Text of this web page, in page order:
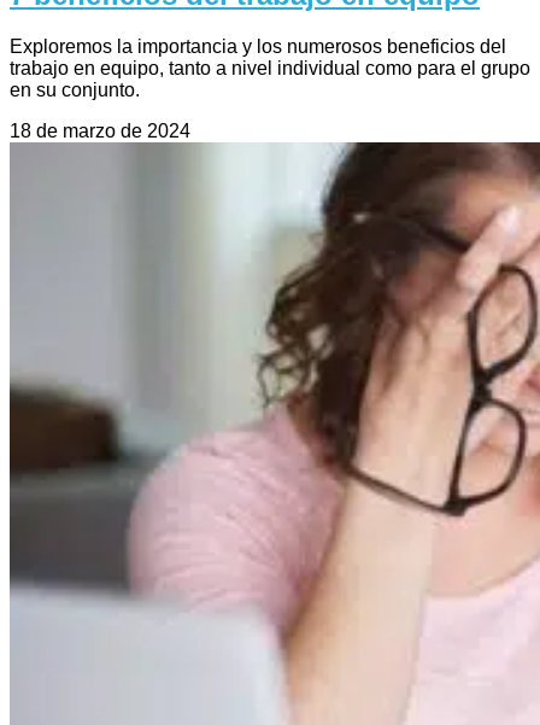
Exploremos la importancia y los numerosos beneficios del
trabajo en equipo, tanto a nivel individual como para el grupo
en su conjunto.
18 de marzo de 2024